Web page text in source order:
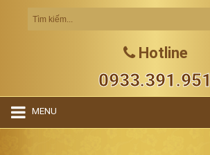
Hotline
0933.391.951
MENU